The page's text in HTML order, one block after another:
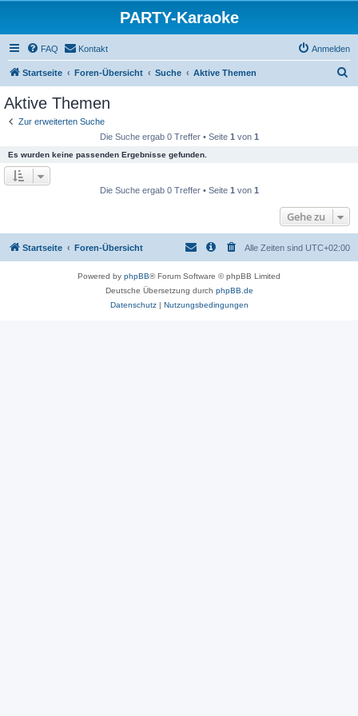
PARTY-Karaoke
FAQ Kontakt Anmelden
Startseite Foren-Übersicht Suche Aktive Themen
Aktive Themen
Zur erweiterten Suche
Die Suche ergab 0 Treffer • Seite 1 von 1
Es wurden keine passenden Ergebnisse gefunden.
Die Suche ergab 0 Treffer • Seite 1 von 1
Gehe zu
Startseite Foren-Übersicht Alle Zeiten sind UTC+02:00
Powered by phpBB® Forum Software © phpBB Limited
Deutsche Übersetzung durch phpBB.de
Datenschutz| Nutzungsbedingungen